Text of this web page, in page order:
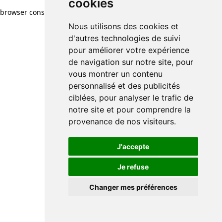
cookies
Nous utilisons des cookies et
d'autres technologies de suivi
pour améliorer votre expérience
de navigation sur notre site, pour
vous montrer un contenu
personnalisé et des publicités
ciblées, pour analyser le trafic de
notre site et pour comprendre la
provenance de nos visiteurs.
J'accepte
Je refuse
Changer mes préférences
browser console for more information)